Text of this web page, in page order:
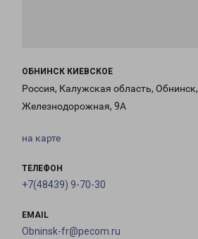
ОБНИНСК КИЕВСКОЕ
Россия, Калужская область, Обнинск,
Железнодорожная, 9А
на карте
ТЕЛЕФОН
+7(48439) 9-70-30
EMAIL
Obninsk-fr@pecom.ru